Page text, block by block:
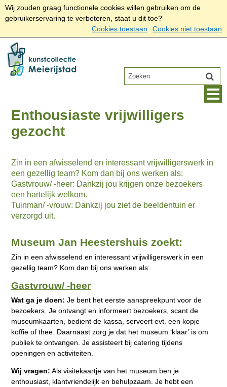
Wij zouden graag functionele cookies willen gebruiken om de
gebruikerservaring te verbeteren, staat u dit toe?
Cookies toestaan
Cookies niet toestaan
Enthousiaste vrijwilligers
gezocht
Zin in een afwisselend en interessant vrijwilligerswerk in
een gezellig team? Kom dan bij ons werken als:
Gastvrouw/ -heer: Dankzij jou krijgen onze bezoekers
een hartelijk welkom.
Tuinman/ -vrouw: Dankzij jou ziet de beeldentuin er
verzorgd uit.
Museum Jan Heestershuis zoekt:
Zin in een afwisselend en interessant vrijwilligerswerk in een
gezellig team? Kom dan bij ons werken als:
Gastvrouw/ -heer
Wat ga je doen: Je bent het eerste aanspreekpunt voor de
bezoekers. Je ontvangt en informeert bezoekers, scant de
museumkaarten, bedient de kassa, serveert evt. een kopje
koffie of thee. Daarnaast zorg je dat het museum ‘klaar’ is om
publiek te ontvangen. Je assisteert bij catering tijdens
openingen en activiteiten.
Wij vragen: Als visitekaartje van het museum ben je
enthousiast, klantvriendelijk en behulpzaam. Je hebt een